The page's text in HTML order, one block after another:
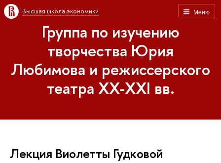
Меню
Высшая школа экономики
Группа по изучению
творчества Юрия
Любимова и режиссерского
театра XX-XXI вв.
Лекция Виолетты Гудковой